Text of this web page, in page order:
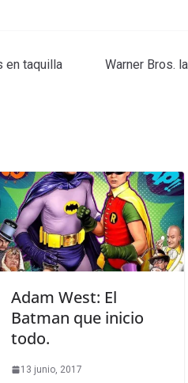
en taquilla
Warner Bros.
Adam West: El
Batman que inicio
todo.
13 junio, 2017